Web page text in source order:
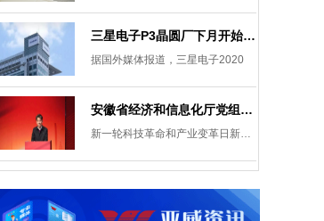
三星电子P3晶圆厂下月开始安装设备，计划下半年建成
据国外媒体报道，三星电子2020
安徽省经济和信息化厅党组成员、副厅长柯文斌：掌握显示技术发展主动权 打造新型显示产业制造集群
新一轮科技革命和产业变革日新月异